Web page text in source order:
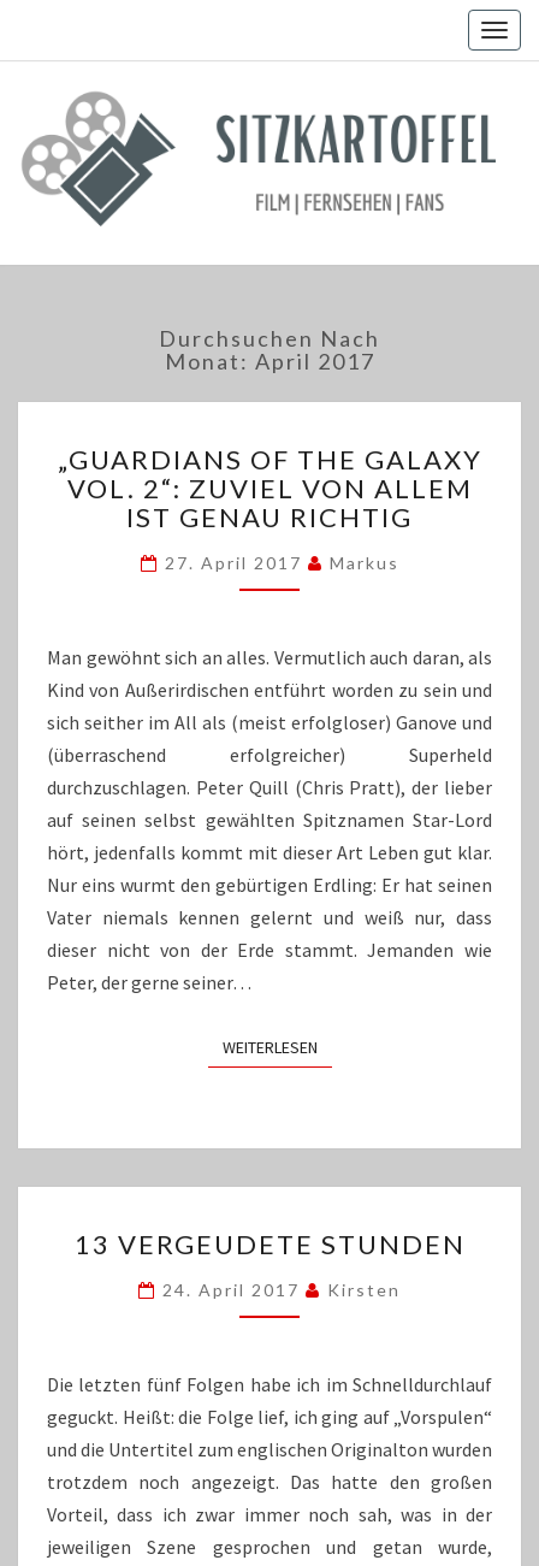
Durchsuchen Nach
Monat: April 2017
OF
THE
GALAXY
2“:
ZUVIEL
ALLEM
IST
GENAU
RICHTIG
„GUARDIANS OF THE GALAXY
VOL. 2“: ZUVIEL VON ALLEM
IST GENAU RICHTIG
27. April 2017 Markus
Man gewöhnt sich an alles. Vermutlich auch daran, als
Kind von Außerirdischen entführt worden zu sein und
sich seither im All als (meist erfolgloser) Ganove und
(überraschend erfolgreicher) Superheld
durchzuschlagen. Peter Quill (Chris Pratt), der lieber
auf seinen selbst gewählten Spitznamen Star-Lord
hört, jedenfalls kommt mit dieser Art Leben gut klar.
Nur eins wurmt den gebürtigen Erdling: Er hat seinen
Vater niemals kennen gelernt und weiß nur, dass
dieser nicht von der Erde stammt. Jemanden wie
Peter, der gerne seiner…
WEITERLESENWEITERLESEN
VERGEUDETE
13 VERGEUDETE STUNDEN
24. April 2017 Kirsten
Die letzten fünf Folgen habe ich im Schnelldurchlauf
geguckt. Heißt: die Folge lief, ich ging auf „Vorspulen“
und die Untertitel zum englischen Originalton wurden
trotzdem noch angezeigt. Das hatte den großen
Vorteil, dass ich zwar immer noch sah, was in der
jeweiligen Szene gesprochen und getan wurde,